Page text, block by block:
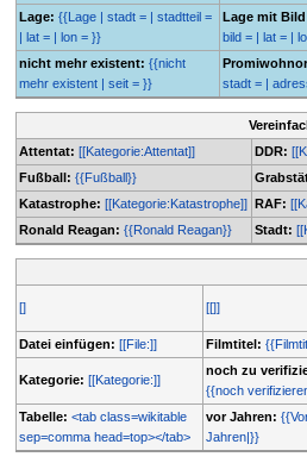
Lage: {{Lage | stadt = | stadtteil =
| lat = | lon = }}
Lage mit
bild = | lat = |
nicht mehr existent: {{nicht
mehr existent | seit = }}
stadt = |
Attentat: [[Kategorie:Attentat]] DDR:
Fußball: {{Fußball}}
Katastrophe: [[Kategorie:Katastrophe]] RAF:
Ronald Reagan: {{Ronald Reagan}} Stadt:
[] [[]]
Datei einfügen: [[File:]] Filmtitel:
Kategorie: [[Kategorie:]]
noch zu
{{noch
Tabelle: <tab class=wikitable
sep=comma head=top></tab>
vor Jahren:
Jahren|}}